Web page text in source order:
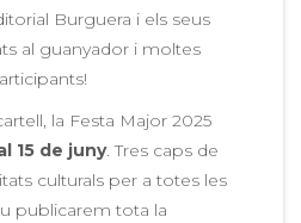
Burguera i els seus
al guanyador i moltes
la Festa Major 2025
15 de juny. Tres caps de
culturals per a totes les
publicarem tota la